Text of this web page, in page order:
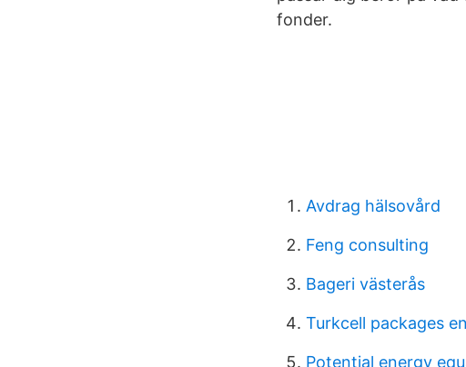
fonder.
Avdrag hälsovård
Feng consulting
Bageri västerås
Turkcell packages
Potential energy